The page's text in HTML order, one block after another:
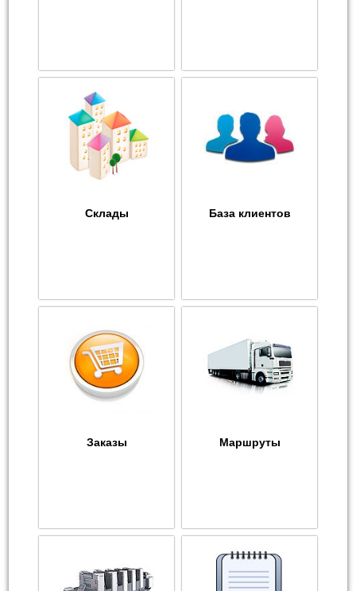
Склады База клиентов
Заказы Маршруты